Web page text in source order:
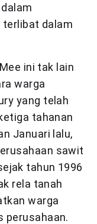
terlibat dalam
ini tak lain
warga
yang telah
tahanan
Januari lalu,
sawit
tahun 1996
rela tanah
warga
perusahaan.